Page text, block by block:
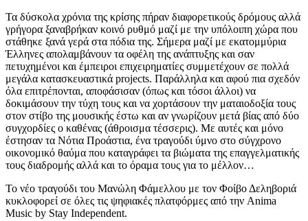
Τα δύσκολα χρόνια της κρίσης πήραν διαφορετικούς δρόμους αλλά
γρήγορα ξαναβρήκαν κοινό ρυθμό μαζί με την υπόλοιπη χώρα που
στάθηκε ξανά γερά στα πόδια της. Σήμερα μαζί με εκατομμύρια
Έλληνες απολαμβάνουν τα οφέλη της ανάπτυξης και σαν
πετυχημένοι και έμπειροι επιχειρηματίες συμμετέχουν σε πολλά
μεγάλα κατασκευαστικά projects. Παράλληλα και αφού πια σχεδόν
όλα επιτρέπονται, αποφάσισαν (όπως και τόσοι άλλοι) να
δοκιμάσουν την τύχη τους και να χορτάσουν την ματαιοδοξία τους
στον στίβο της μουσικής έστω και αν γνωρίζουν μετά βίας από δύο
συγχορδίες ο καθένας (άθροισμα τέσσερις). Με αυτές και μόνο
έστησαν τα Νότια Προάστια, ένα τραγούδι ύμνο στο σύγχρονο
οικονομικό θαύμα που καταγράφει τα βιώματα της επαγγελματικής
τους διαδρομής αλλά και το όραμα τους για το μέλλον…
Το νέο τραγούδι του Μανώλη Φάμελλου με τον Φοίβο Δεληβοριά
κυκλοφορεί σε όλες τις ψηφιακές πλατφόρμες από την Anima
Music by Stay Independent.